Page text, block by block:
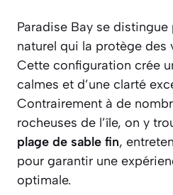
Paradise Bay se
naturel qui la protège des
Cette configuration crée
calmes et d’une clarté
Contrairement à de
rocheuses de l’île, on y
plage de sable fin,
pour garantir une
optimale.